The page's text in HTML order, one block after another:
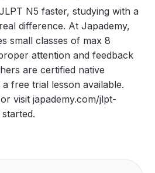
N5 faster, studying with a
difference. At Japademy,
small classes of max 8
attention and feedback
are certified native
free trial lesson available.
visit japademy.com/jlpt-